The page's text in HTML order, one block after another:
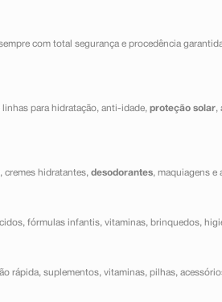
com total segurança e procedência
para hidratação, anti-idade, proteção solar,
, cremes hidratantes, desodorantes, maquiagens e
fórmulas infantis, vitaminas, brinquedos,
rápida, suplementos, vitaminas, pilhas,